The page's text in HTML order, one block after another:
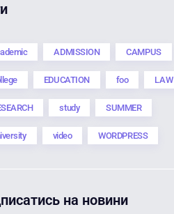
ADMISSION CAMPUS
EDUCATION foo LAW
study SUMMER
video WORDPRESS
на новини